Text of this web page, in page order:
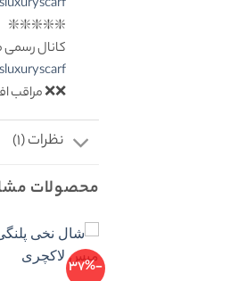
❇️❇️❇️❇️❇️
کانال رسمی
❌❌ مراقب
نظرات (1)
محصولات
-37%